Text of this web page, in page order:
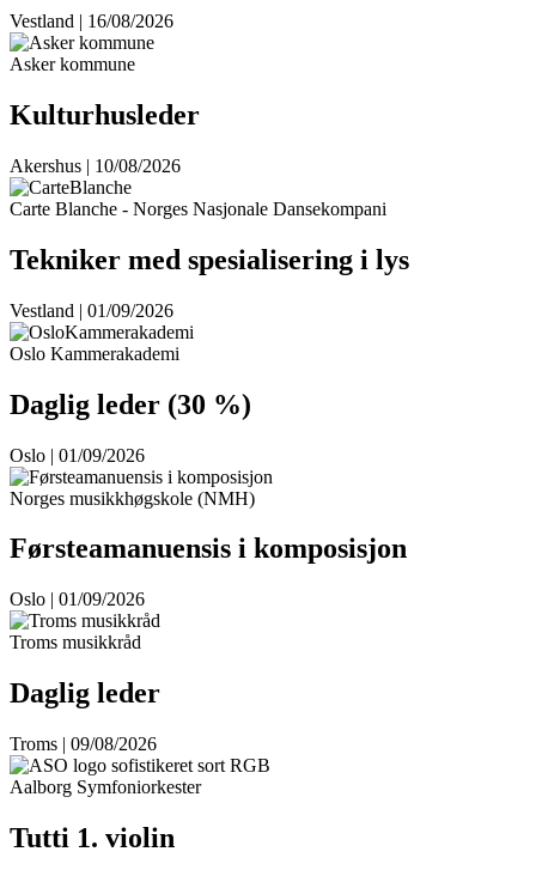
Vestland | 16/08/2026
Asker kommune
Kulturhusleder
Akershus | 10/08/2026
Carte Blanche - Norges Nasjonale Dansekompani
Tekniker med spesialisering i lys
Vestland | 01/09/2026
Oslo Kammerakademi
Daglig leder (30 %)
Oslo | 01/09/2026
Norges musikkhøgskole (NMH)
Førsteamanuensis i komposisjon
Oslo | 01/09/2026
Troms musikkråd
Daglig leder
Troms | 09/08/2026
Aalborg Symfoniorkester
Tutti 1. violin